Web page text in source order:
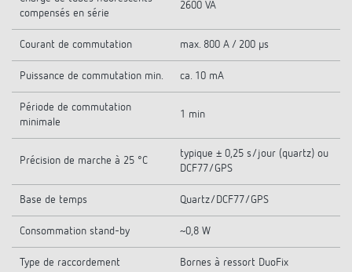
compensés en série
2600 VA
Courant de commutation max. 800 A / 200 µs
Puissance de commutation min. ca. 10 mA
Période de commutation
minimale
1 min
Précision de marche à 25 °C
typique ± 0,25 s/jour (quartz) ou
DCF77/GPS
Base de temps Quartz/DCF77/GPS
Consommation stand-by ~0,8 W
Type de raccordement Bornes à ressort DuoFix